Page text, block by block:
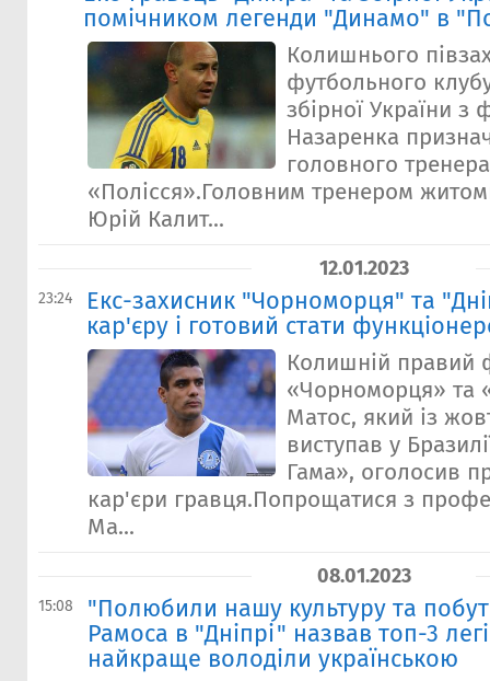
помічником легенди "Динамо" в
Колишнього
футбольного
збірної України з
Назаренка
головного
«Полісся».Головним тренером
Юрій Калит...
12.01.2023
23:24
Екс-захисник "Чорноморця" та
кар'єру і готовий стати
Колишній правий
«Чорноморця» та
Матос, який із
виступав у
Гама», оголосив
кар'єри гравця.Попрощатися з
Ма...
08.01.2023
15:08
"Полюбили нашу культуру та
Рамоса в "Дніпрі" назвав топ-3
найкраще володіли українською